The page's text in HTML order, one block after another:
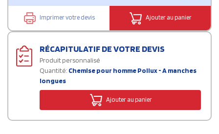
Imprimer votre devis Ajouter au panier
RÉCAPITULATIF DE VOTRE DEVIS
Produit personnalisé
Quantité: Chemise pour homme Pollux - A manches
longues
Ajouter au panier